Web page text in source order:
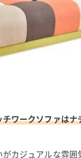
ワークソファは
カジュアルな雰囲